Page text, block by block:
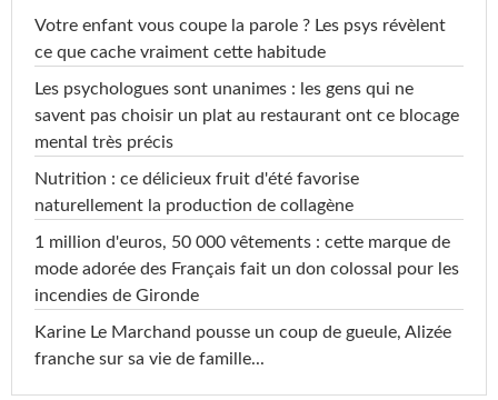
Votre enfant vous coupe la parole ? Les psys révèlent
ce que cache vraiment cette habitude
Les psychologues sont unanimes : les gens qui ne
savent pas choisir un plat au restaurant ont ce blocage
mental très précis
Nutrition : ce délicieux fruit d'été favorise
naturellement la production de collagène
1 million d'euros, 50 000 vêtements : cette marque de
mode adorée des Français fait un don colossal pour les
incendies de Gironde
Karine Le Marchand pousse un coup de gueule, Alizée
franche sur sa vie de famille...